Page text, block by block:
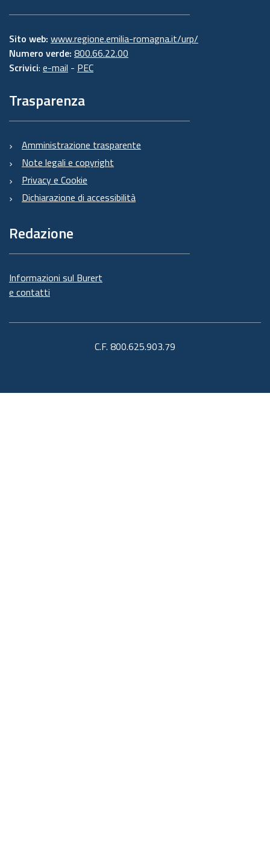
Sito web: www.regione.emilia-romagna.it/urp/
Numero verde: 800.66.22.00
Scrivici: e-mail - PEC
Trasparenza
Amministrazione trasparente
Note legali e copyright
Privacy e Cookie
Dichiarazione di accessibilità
Redazione
Informazioni sul Burert
e contatti
C.F. 800.625.903.79